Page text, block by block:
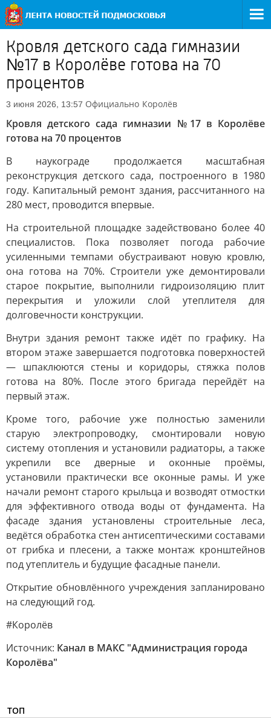
Кровля детского сада гимназии
№17 в Королёве готова на 70
процентов
3 июня 2026, 13:57 Официально Королёв
Кровля детского сада гимназии №17 в Королёве
готова на 70 процентов
В наукограде продолжается масштабная
реконструкция детского сада, построенного в 1980
году. Капитальный ремонт здания, рассчитанного на
280 мест, проводится впервые.
На строительной площадке задействовано более 40
специалистов. Пока позволяет погода рабочие
усиленными темпами обустраивают новую кровлю,
она готова на 70%. Строители уже демонтировали
старое покрытие, выполнили гидроизоляцию плит
перекрытия и уложили слой утеплителя для
долговечности конструкции.
Внутри здания ремонт также идёт по графику. На
втором этаже завершается подготовка поверхностей
— шпаклюются стены и коридоры, стяжка полов
готова на 80%. После этого бригада перейдёт на
первый этаж.
Кроме того, рабочие уже полностью заменили
старую электропроводку, смонтировали новую
систему отопления и установили радиаторы, а также
укрепили все дверные и оконные проёмы,
установили практически все оконные рамы. И уже
начали ремонт старого крыльца и возводят отмостки
для эффективного отвода воды от фундамента. На
фасаде здания установлены строительные леса,
ведётся обработка стен антисептическими составами
от грибка и плесени, а также монтаж кронштейнов
под утеплитель и будущие фасадные панели.
Открытие обновлённого учреждения запланировано
на следующий год.
#Королёв
Источник: Канал в МАКС "Администрация города
Королёва"
ТОП